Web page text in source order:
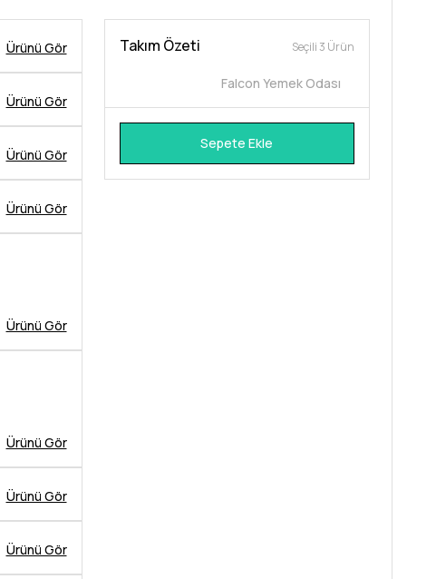
Ürünü Gör
Ürünü Gör
Ürünü Gör
Ürünü Gör
Ürünü Gör
Ürünü Gör
Ürünü Gör
Ürünü Gör
Takım Özeti Seçili 3 Ürün
Falcon Yemek Odası
Sepete Ekle